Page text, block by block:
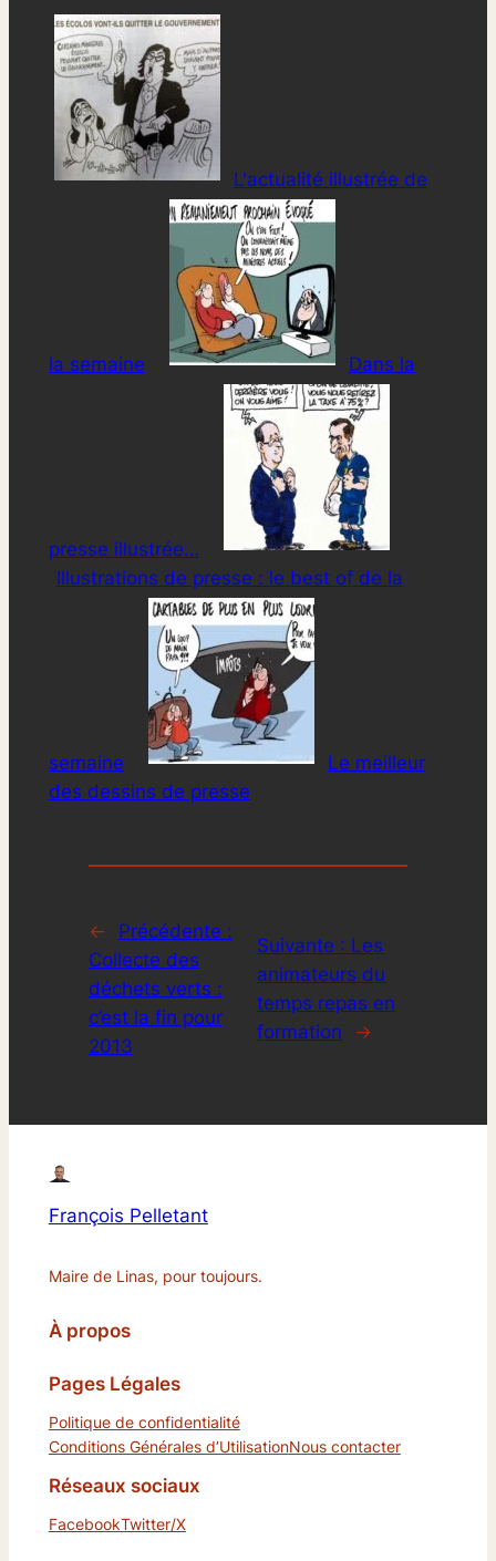
L'actualité illustrée de
la semaine Dans la
presse illustrée…
Illustrations de presse : le best of de la
semaine
Le meilleur
des dessins de presse
←
Précédente :
Collecte des
déchets verts :
c’est la fin pour
2013
Suivante : Les
animateurs du
temps repas en
formation
→
François Pelletant
Maire de Linas, pour toujours.
À propos
Pages Légales
Politique de confidentialité
Conditions Générales d’UtilisationNous contacter
Réseaux sociaux
FacebookTwitter/X